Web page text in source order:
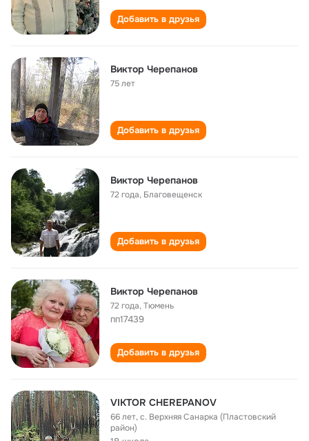
Добавить в друзья
Виктор Черепанов
75 лет
Добавить в друзья
Виктор Черепанов
72 года, Благовещенск
Добавить в друзья
Виктор Черепанов
72 года,Тюмень
пп17439
Добавить в друзья
VIKTOR CHEREPANOV
66 лет,с. Верхняя Санарка (Пластовский
район)